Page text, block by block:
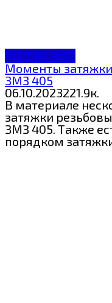
МЗ ДВС ЗМЗ
Моменты
ЗМЗ 405
06.10.2023221.9к.
В материале
затяжки
ЗМЗ 405. Также
порядком